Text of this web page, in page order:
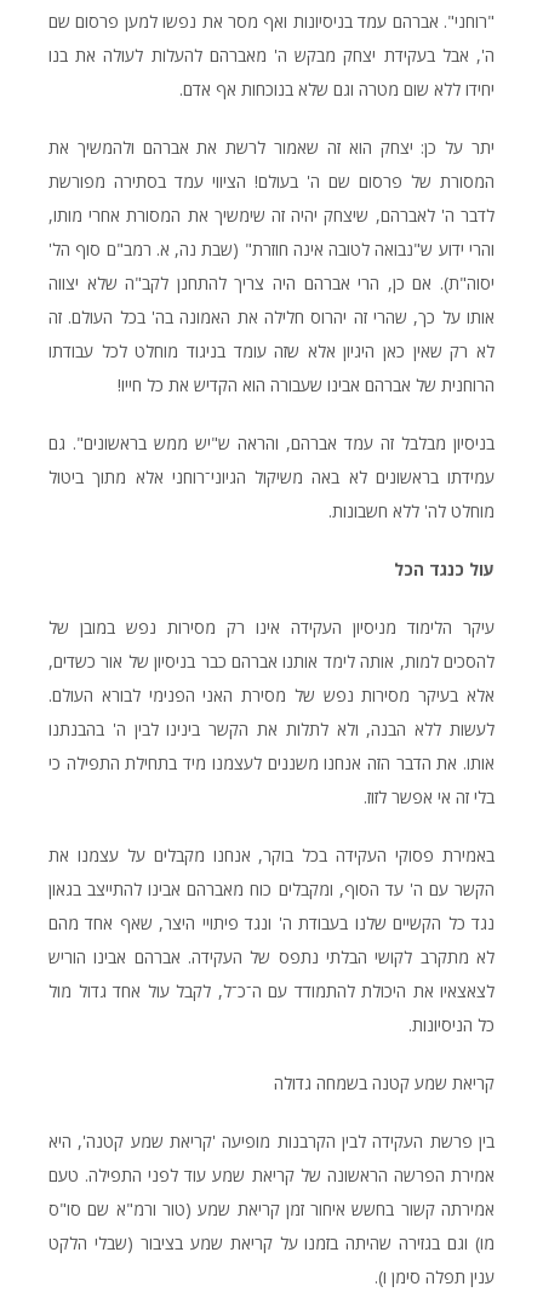
"רוחני". אברהם עמד בניסיונות ואף מסר את נפשו למען פרסום שם
ה', אבל בעקידת יצחק מבקש ה' מאברהם להעלות לעולה את בנו
יחידו ללא שום מטרה וגם שלא בנוכחות אף אדם.
יתר על כן: יצחק הוא זה שאמור לרשת את אברהם ולהמשיך את
המסורת של פרסום שם ה' בעולם! הציווי עמד בסתירה מפורשת
לדבר ה' לאברהם, שיצחק יהיה זה שימשיך את המסורת אחרי מותו,
והרי ידוע ש"נבואה לטובה אינה חוזרת" (שבת נה, א. רמב"ם סוף הל'
יסוה"ת). אם כן, הרי אברהם היה צריך להתחנן לקב"ה שלא יצווה
אותו על כך, שהרי זה יהרוס חלילה את האמונה בה' בכל העולם. זה
לא רק שאין כאן היגיון אלא שזה עומד בניגוד מוחלט לכל עבודתו
הרוחנית של אברהם אבינו שעבורה הוא הקדיש את כל חייו!
בניסיון מבלבל זה עמד אברהם, והראה ש"יש ממש בראשונים". גם
עמידתו בראשונים לא באה משיקול הגיוני־רוחני אלא מתוך ביטול
מוחלט לה' ללא חשבונות.
עול כנגד הכל
עיקר הלימוד מניסיון העקידה אינו רק מסירות נפש במובן של
להסכים למות, אותה לימד אותנו אברהם כבר בניסיון של אור כשדים,
אלא בעיקר מסירות נפש של מסירת האני הפנימי לבורא העולם.
לעשות ללא הבנה, ולא לתלות את הקשר בינינו לבין ה' בהבנתנו
אותו. את הדבר הזה אנחנו משננים לעצמנו מיד בתחילת התפילה כי
בלי זה אי אפשר לזוז.
באמירת פסוקי העקידה בכל בוקר, אנחנו מקבלים על עצמנו את
הקשר עם ה' עד הסוף, ומקבלים כוח מאברהם אבינו להתייצב בגאון
נגד כל הקשיים שלנו בעבודת ה' ונגד פיתויי היצר, שאף אחד מהם
לא מתקרב לקושי הבלתי נתפס של העקידה. אברהם אבינו הוריש
לצאצאיו את היכולת להתמודד עם ה־כ־ל, לקבל עול אחד גדול מול
כל הניסיונות.
קריאת שמע קטנה בשמחה גדולה
בין פרשת העקידה לבין הקרבנות מופיעה 'קריאת שמע קטנה', היא
אמירת הפרשה הראשונה של קריאת שמע עוד לפני התפילה. טעם
אמירתה קשור בחשש איחור זמן קריאת שמע (טור ורמ"א שם סו"ס
מו) וגם בגזירה שהיתה בזמנו על קריאת שמע בציבור (שבלי הלקט
ענין תפלה סימן ו).